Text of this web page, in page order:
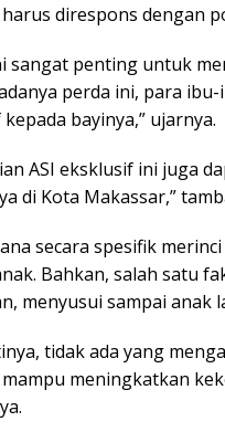
direspons dengan
sangat penting untuk
perda ini, para
bayinya,” ujarnya.
ASI eksklusif ini juga
di Kota Makassar,”
secara spesifik
Bahkan, salah satu
menyusui sampai anak
tidak ada yang
meningkatkan